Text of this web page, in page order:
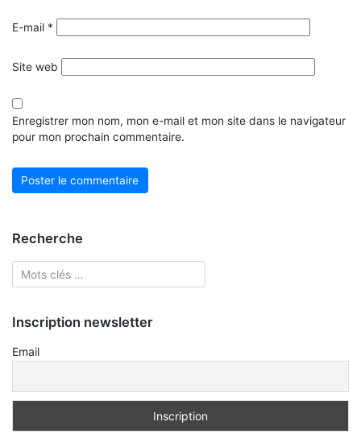
E-mail *
Site web
Enregistrer mon nom, mon e-mail et mon site dans le navigateur
pour mon prochain commentaire.
Recherche
Inscription newsletter
Email